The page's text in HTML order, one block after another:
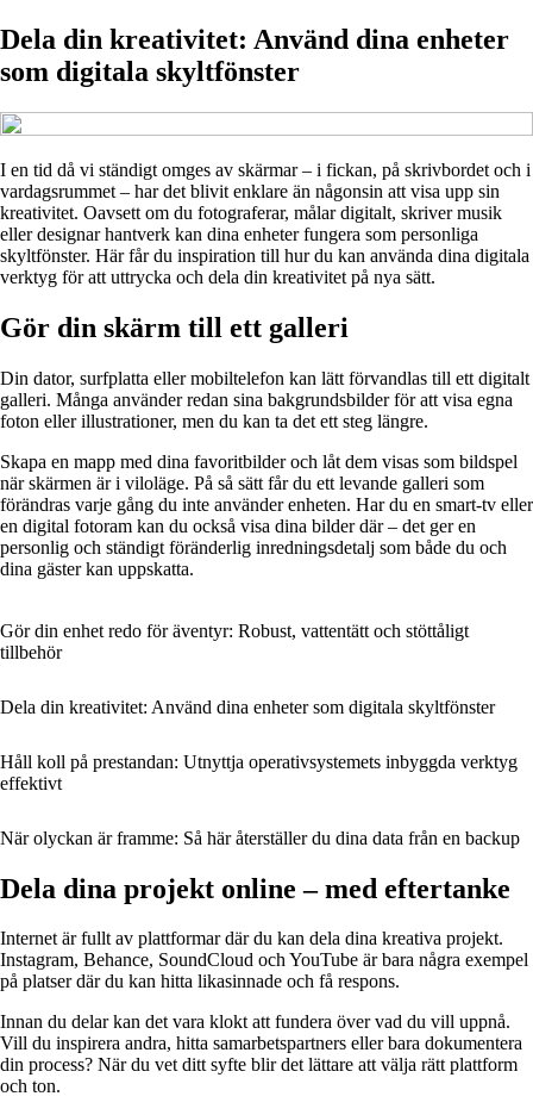
Dela din kreativitet: Använd dina enheter
som digitala skyltfönster
I en tid då vi ständigt omges av skärmar – i fickan, på skrivbordet och i
vardagsrummet – har det blivit enklare än någonsin att visa upp sin
kreativitet. Oavsett om du fotograferar, målar digitalt, skriver musik
eller designar hantverk kan dina enheter fungera som personliga
skyltfönster. Här får du inspiration till hur du kan använda dina digitala
verktyg för att uttrycka och dela din kreativitet på nya sätt.
Gör din skärm till ett galleri
Din dator, surfplatta eller mobiltelefon kan lätt förvandlas till ett digitalt
galleri. Många använder redan sina bakgrundsbilder för att visa egna
foton eller illustrationer, men du kan ta det ett steg längre.
Skapa en mapp med dina favoritbilder och låt dem visas som bildspel
när skärmen är i viloläge. På så sätt får du ett levande galleri som
förändras varje gång du inte använder enheten. Har du en smart-tv eller
en digital fotoram kan du också visa dina bilder där – det ger en
personlig och ständigt föränderlig inredningsdetalj som både du och
dina gäster kan uppskatta.
Gör din enhet redo för äventyr: Robust, vattentätt och stöttåligt
tillbehör
Dela din kreativitet: Använd dina enheter som digitala skyltfönster
Håll koll på prestandan: Utnyttja operativsystemets inbyggda verktyg
effektivt
När olyckan är framme: Så här återställer du dina data från en backup
Dela dina projekt online – med eftertanke
Internet är fullt av plattformar där du kan dela dina kreativa projekt.
Instagram, Behance, SoundCloud och YouTube är bara några exempel
på platser där du kan hitta likasinnade och få respons.
Innan du delar kan det vara klokt att fundera över vad du vill uppnå.
Vill du inspirera andra, hitta samarbetspartners eller bara dokumentera
din process? När du vet ditt syfte blir det lättare att välja rätt plattform
och ton.